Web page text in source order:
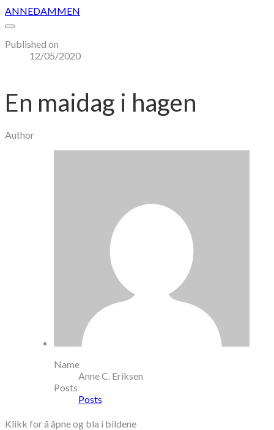
ANNEDAMMEN
Published on
12/05/2020
En maidag i hagen
Author
Name
Anne C. Eriksen
Posts
Posts
Klikk for å åpne og bla i bildene